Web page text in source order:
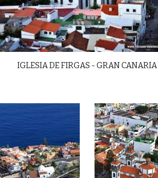
IGLESIA DE FIRGAS - GRAN CANARIA